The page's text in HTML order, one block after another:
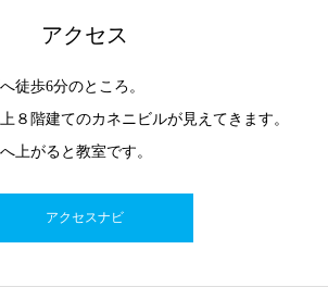
アクセス
徒歩6分のところ。
８階建てのカネニビルが見えてきます。
上がると教室です。
アクセスナビ